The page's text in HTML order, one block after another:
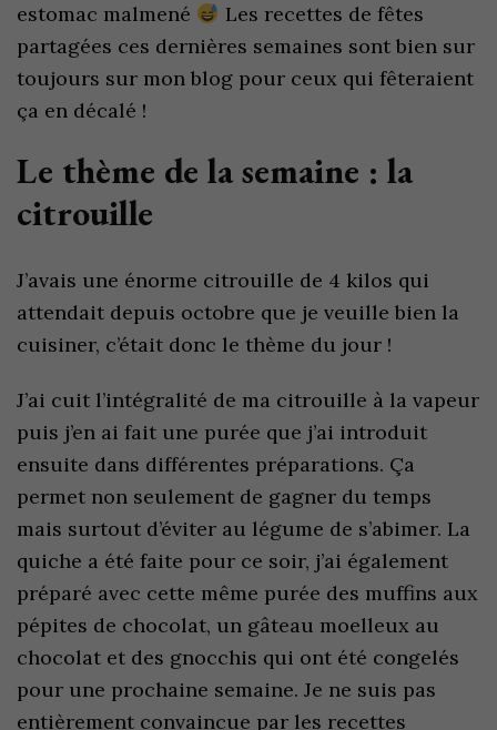
estomac malmené
Les recettes de fêtes
partagées ces dernières semaines sont bien sur
toujours sur mon blog pour ceux qui fêteraient
ça en décalé !
Le thème de la semaine : la
citrouille
J’avais une énorme citrouille de 4 kilos qui
attendait depuis octobre que je veuille bien la
cuisiner, c’était donc le thème du jour !
J’ai cuit l’intégralité de ma citrouille à la vapeur
puis j’en ai fait une purée que j’ai introduit
ensuite dans différentes préparations. Ça
permet non seulement de gagner du temps
mais surtout d’éviter au légume de s’abimer. La
quiche a été faite pour ce soir, j’ai également
préparé avec cette même purée des muffins aux
pépites de chocolat, un gâteau moelleux au
chocolat et des gnocchis qui ont été congelés
pour une prochaine semaine. Je ne suis pas
entièrement convaincue par les recettes